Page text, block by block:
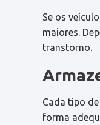
Se os
maiores.
transtorno.
Cada tipo
forma